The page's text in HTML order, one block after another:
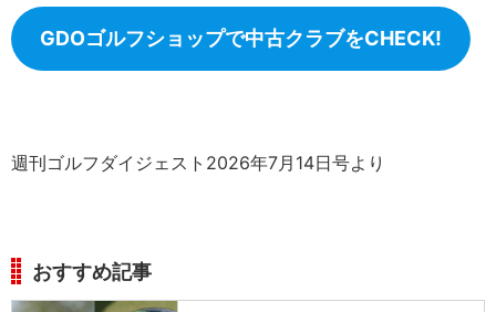
GDOゴルフショップで中古クラブをCHECK!
週刊ゴルフダイジェスト2026年7月14日号より
おすすめ記事